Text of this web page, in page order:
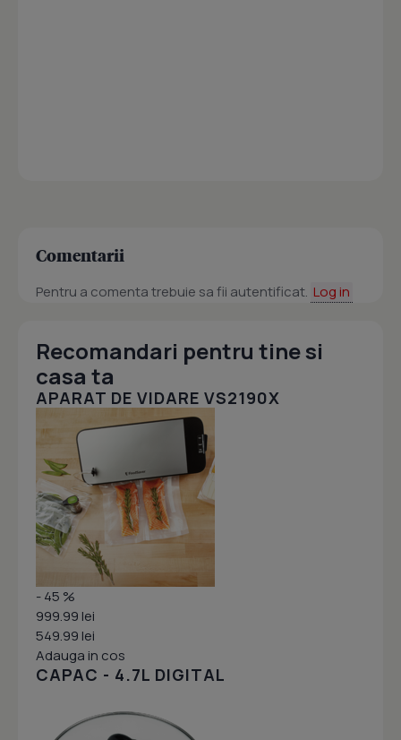
Comentarii
Pentru a comenta trebuie sa fii autentificat. Log in
Recomandari pentru tine si
casa ta
APARAT DE VIDARE VS2190X
- 45 %
999.99 lei
549.99 lei
Adauga in cos
CAPAC - 4.7L DIGITAL